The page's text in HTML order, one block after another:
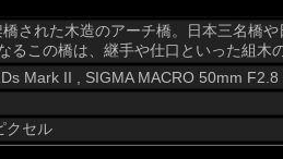
された木造のアーチ橋。日本三名橋
るこの橋は、継手や仕口といった組木
Mark II , SIGMA MACRO 50mm F2.8
クセル